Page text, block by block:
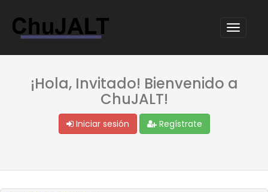
¡Hola, Invitado! Bienvenido a
ChuJALT!
Iniciar sesión Regístrate